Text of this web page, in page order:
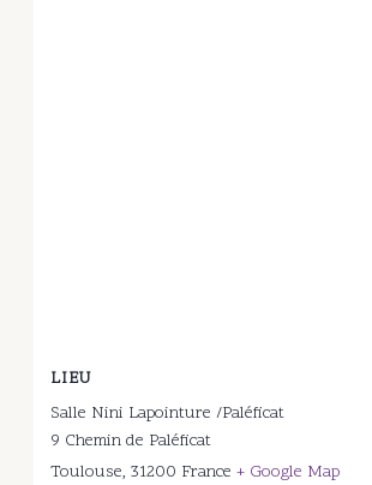
LIEU
Salle Nini Lapointure /Paléficat
9 Chemin de Paléficat
Toulouse, 31200 France + Google Map